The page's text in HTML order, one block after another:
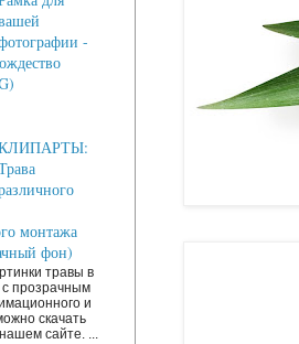
-
монтажа
фон)
травы в
прозрачным
и
скачать
сайте. ...